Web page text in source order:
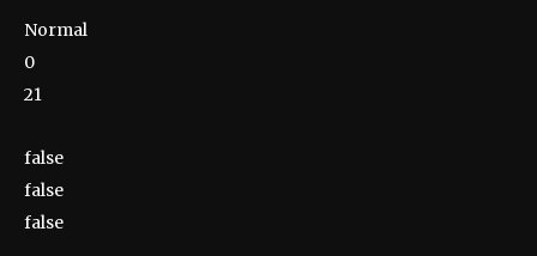
Normal
0
21
false
false
false